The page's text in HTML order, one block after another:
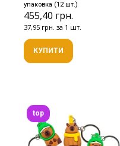
упаковка (12 шт.)
455,40 грн.
37,95 грн. за 1 шт.
КУПИТИ
top